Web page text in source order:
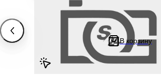
Блок кнопок руля на китайский
питбайк Irbis TTR 125 и ATV / Ирбис
Квадроцикл YX125 пуск "LIPAI" 4
828.89 ₽ В корзину